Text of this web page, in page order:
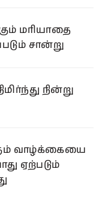
மரியாதை
சான்று
நின்று
வாழ்க்கையை
ஏற்படும்